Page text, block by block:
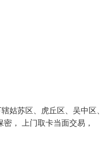
姑苏区、虎丘区、吴中区
， 上门取卡当面交易，